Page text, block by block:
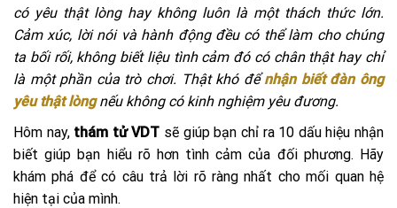
có yêu thật lòng hay không luôn là một thách thức lớn.
Cảm xúc, lời nói và hành động đều có thể làm cho chúng
ta bối rối, không biết liệu tình cảm đó có chân thật hay chỉ
là một phần của trò chơi. Thật khó đểnhận biết đàn ông
yêu thật lòngnếu không có kinh nghiệm yêu đương.
Hôm nay, thám tử VDT sẽ giúp bạn chỉ ra 10 dấu hiệu nhận
biết giúp bạn hiểu rõ hơn tình cảm của đối phương. Hãy
khám phá để có câu trả lời rõ ràng nhất cho mối quan hệ
hiện tại của mình.